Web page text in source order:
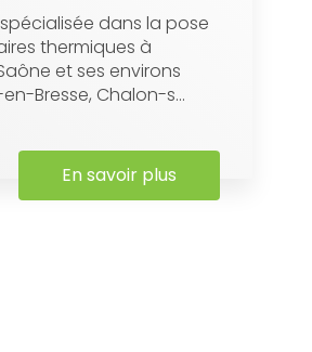
spécialisée dans la pose
thermiques à
et ses environs
Bresse, Chalon-s...
En savoir plus